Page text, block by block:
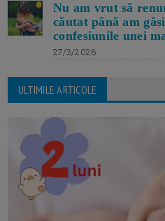
Nu am vrut să
căutat până am
confesiunile unei
27/3/2026
ULTIMILE ARTICOLE